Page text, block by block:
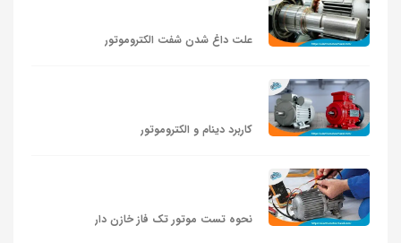
علت داغ شدن شفت الکتروموتور
کاربرد دینام و الکتروموتور
نحوه تست موتور تک فاز خازن دار